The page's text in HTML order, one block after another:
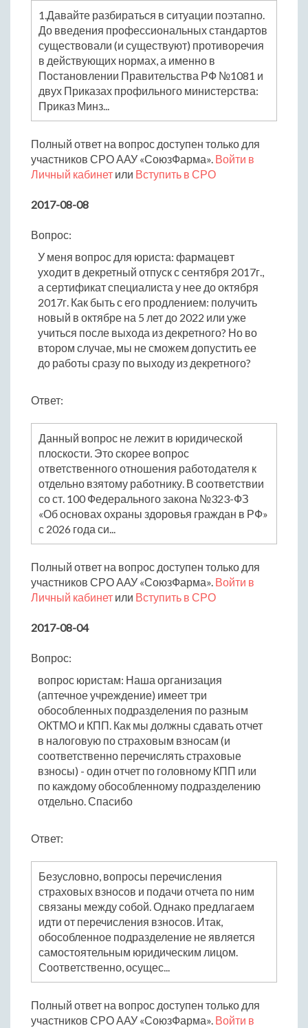
1.Давайте разбираться в ситуации поэтапно.
До введения профессиональных стандартов
существовали (и существуют) противоречия
в действующих нормах, а именно в
Постановлении Правительства РФ №1081 и
двух Приказах профильного министерства:
Приказ Минз...
Полный ответ на вопрос доступен только для
участников СРО ААУ «СоюзФарма». Войти в
Личный кабинет или Вступить в СРО
2017-08-08
Вопрос:
У меня вопрос для юриста: фармацевт
уходит в декретный отпуск с сентября 2017г.,
а сертификат специалиста у нее до октября
2017г. Как быть с его продлением: получить
новый в октябре на 5 лет до 2022 или уже
учиться после выхода из декретного? Но во
втором случае, мы не сможем допустить ее
до работы сразу по выходу из декретного?
Ответ:
Данный вопрос не лежит в юридической
плоскости. Это скорее вопрос
ответственного отношения работодателя к
отдельно взятому работнику. В соответствии
со ст. 100 Федерального закона №323-ФЗ
«Об основах охраны здоровья граждан в РФ»
с 2026 года си...
Полный ответ на вопрос доступен только для
участников СРО ААУ «СоюзФарма». Войти в
Личный кабинет или Вступить в СРО
2017-08-04
Вопрос:
вопрос юристам: Наша организация
(аптечное учреждение) имеет три
обособленных подразделения по разным
ОКТМО и КПП. Как мы должны сдавать отчет
в налоговую по страховым взносам (и
соответственно перечислять страховые
взносы) - один отчет по головному КПП или
по каждому обособленному подразделению
отдельно. Спасибо
Ответ:
Безусловно, вопросы перечисления
страховых взносов и подачи отчета по ним
связаны между собой. Однако предлагаем
идти от перечисления взносов. Итак,
обособленное подразделение не является
самостоятельным юридическим лицом.
Соответственно, осущес...
Полный ответ на вопрос доступен только для
участников СРО ААУ «СоюзФарма». Войти в